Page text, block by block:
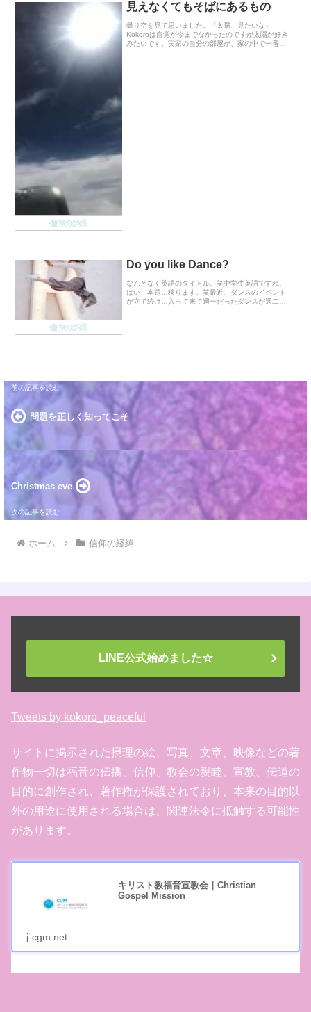
信仰の経緯
見えなくてもそばにあるもの
曇り空を見て思いました。「太陽、見たいな」
Kokoroは自覚が今までなかったのですが太陽が好き
みたいです。実家の自分の部屋が、家の中で一番陽
信仰の経緯
Do you like Dance?
なんとなく英語のタイトル。笑中学生英語ですね。
はい、本題に移ります。笑最近、ダンスのイベント
が立て続けに入って来て週一だったダンスが週二、
問題を正しく知ってこそ
Christmas eve
ホーム 信仰の経緯
LINE公式始めました☆
Tweets by kokoro_peaceful
サイトに掲示された摂理の絵、写真、文章、映像などの著
作物一切は福音の伝播、信仰、教会の親睦、宣教、伝道の
目的に創作され、著作権が保護されており、本来の目的以
外の用途に使用される場合は、関連法令に抵触する可能性
があります。
キリスト教福音宣教会｜Christian
Gospel Mission
j-cgm.net